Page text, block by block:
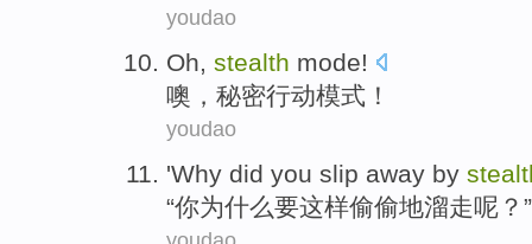
youdao
Oh, stealth mode!
噢 ， 秘密行动模式 ！
youdao
'Why did you slip away by
“你为什么要这样偷偷地溜走呢？”